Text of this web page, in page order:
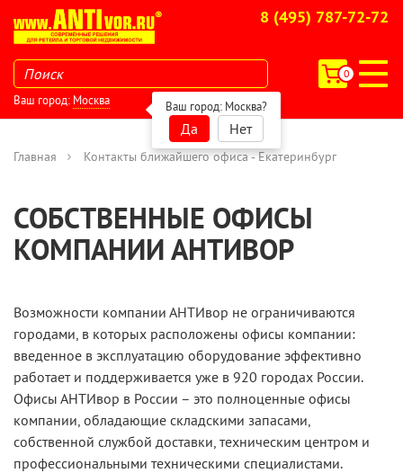
8 (495) 787-72-72
0
Ваш город: Москва Ваш город: Москва?
Да Нет
Главная Контакты ближайшего офиса - Екатеринбург
СОБСТВЕННЫЕ ОФИСЫ
КОМПАНИИ АНТИВОР
Возможности компании АНТИвор не ограничиваются
городами, в которых расположены офисы компании:
введенное в эксплуатацию оборудование эффективно
работает и поддерживается уже в 920 городаx России.
Офисы АНТИвор в России – это полноценные офисы
компании, обладающие складскими запасами,
собственной службой доставки, техническим центром и
профессиональными техническими специалистами.